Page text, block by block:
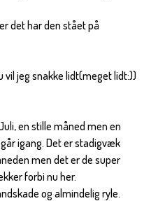
det har den stået på
vil jeg snakke lidt(meget lidt:))
en stille måned men en
igang. Det er stadigvæk
men det er de super
forbi nu her.
og almindelig ryle.